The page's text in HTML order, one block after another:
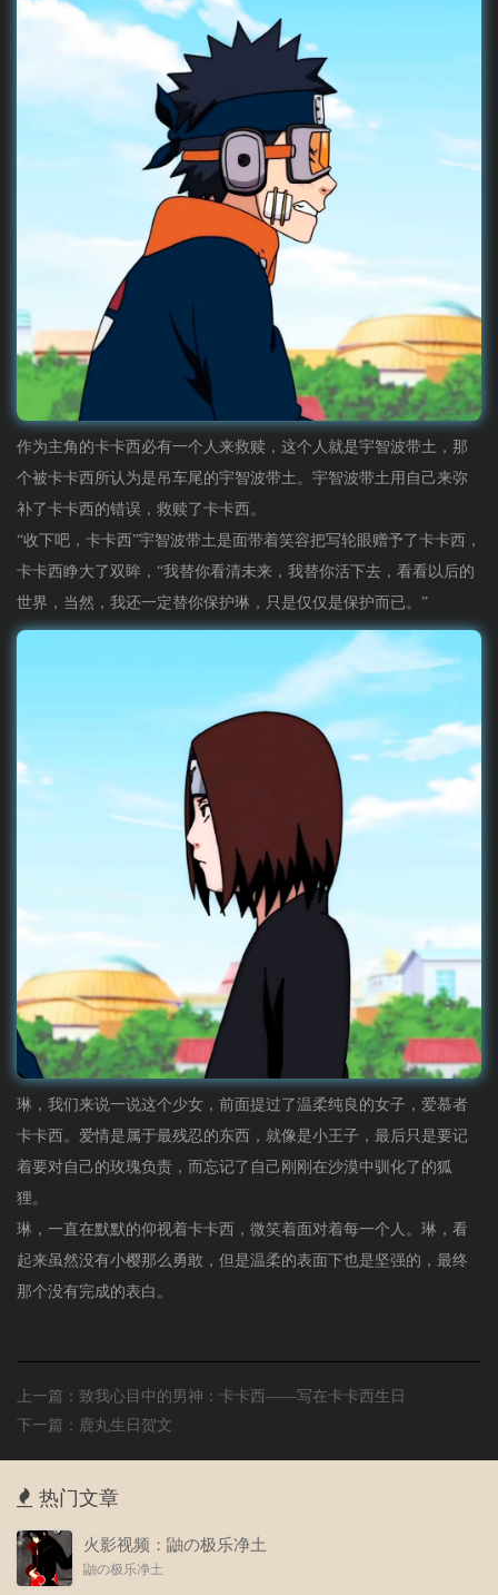
作为主角的卡卡西必有一个人来救赎，这个人就是宇智波带土，那
个被卡卡西所认为是吊车尾的宇智波带土。宇智波带土用自己来弥
补了卡卡西的错误，救赎了卡卡西。
“收下吧，卡卡西”宇智波带土是面带着笑容把写轮眼赠予了卡卡西，
卡卡西睁大了双眸，“我替你看清未来，我替你活下去，看看以后的
世界，当然，我还一定替你保护琳，只是仅仅是保护而已。”
琳，我们来说一说这个少女，前面提过了温柔纯良的女子，爱慕者
卡卡西。爱情是属于最残忍的东西，就像是小王子，最后只是要记
着要对自己的玫瑰负责，而忘记了自己刚刚在沙漠中驯化了的狐
狸。
琳，一直在默默的仰视着卡卡西，微笑着面对着每一个人。琳，看
起来虽然没有小樱那么勇敢，但是温柔的表面下也是坚强的，最终
那个没有完成的表白。
上一篇： 致我心目中的男神：卡卡西——写在卡卡西生日
下一篇： 鹿丸生日贺文
热门文章
火影视频：鼬の极乐净土
鼬の极乐净土